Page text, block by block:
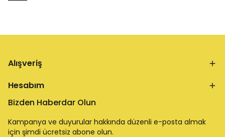
Alışveriş
Hesabım
Bizden Haberdar Olun
Kampanya ve duyurular hakkında düzenli e-posta almak
için şimdi ücretsiz abone olun.